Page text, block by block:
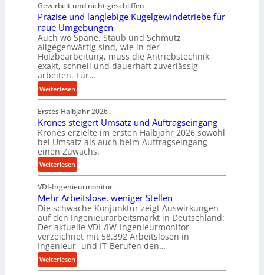
b
e
i
m
D
r
ü
c
k
p
r
o
z
e
s
u
g
e
l
g
e
w
i
n
e
t
r
i
b
u
n
d
H
y
d
r
a
Gewirbelt und nicht geschliffen
Präzise und langlebige Kugelgewindetriebe für
raue Umgebungen
Auch wo Späne, Staub und Schmutz
allgegenwärtig sind, wie in der
Holzbearbeitung, muss die Antriebstechnik
exakt, schnell und dauerhaft zuverlässig
arbeiten. Für…
Weiterlesen:
P
r
ä
z
i
s
e
u
n
d
l
a
n
g
e
Erstes Halbjahr 2026
Krones steigert Umsatz und Auftragseingang
Krones erzielte im ersten Halbjahr 2026 sowohl
bei Umsatz als auch beim Auftragseingang
einen Zuwachs.
Weiterlesen:
K
r
o
n
e
s
s
t
e
VDI-Ingenieurmonitor
Mehr Arbeitslose, weniger Stellen
Die schwache Konjunktur zeigt Auswirkungen
auf den Ingenieurarbeitsmarkt in Deutschland:
Der aktuelle VDI-/IW-Ingenieurmonitor
verzeichnet mit 58.392 Arbeitslosen in
Ingenieur- und IT-Berufen den…
Weiterlesen:
M